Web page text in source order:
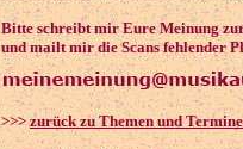
Bitte schreibt mir Eure Meinung
und mailt mir die Scans fehlender
>>>zurück zu Themen und